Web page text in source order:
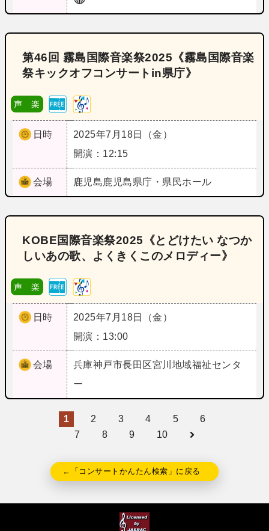
第46回 霧島国際音楽祭2025《霧島国際音楽
祭キックオフコンサートin県庁》
声 楽
日時
2025年7月18日（金）
開演：12:15
会場 鹿児島鹿児島県庁・県民ホール
KOBE国際音楽祭2025《とどけたい なつか
しいあの歌、よくきくこのメロディー》
声 楽
日時
2025年7月18日（金）
開演：13:00
会場 兵庫神戸市長田区宮川地域福祉センタ
ー
1 2 3 4 5
6
7
8 9 10
←「コンサートかんたん検索」に戻る